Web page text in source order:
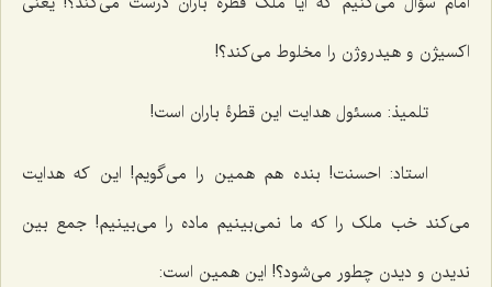
اکسیژن و هیدروژن را مخلوط می‌کند؟!
تلمیذ: مسئول هدایت این قطرۀ باران است!
استاد: احسنت! بنده هم همین را می‌گویم! این که هدایت
می‌کند خب ملک را که ما نمی‌بینیم ماده را می‌بینیم! جمع بین
ندیدن و دیدن چطور می‌شود؟! این همین است: